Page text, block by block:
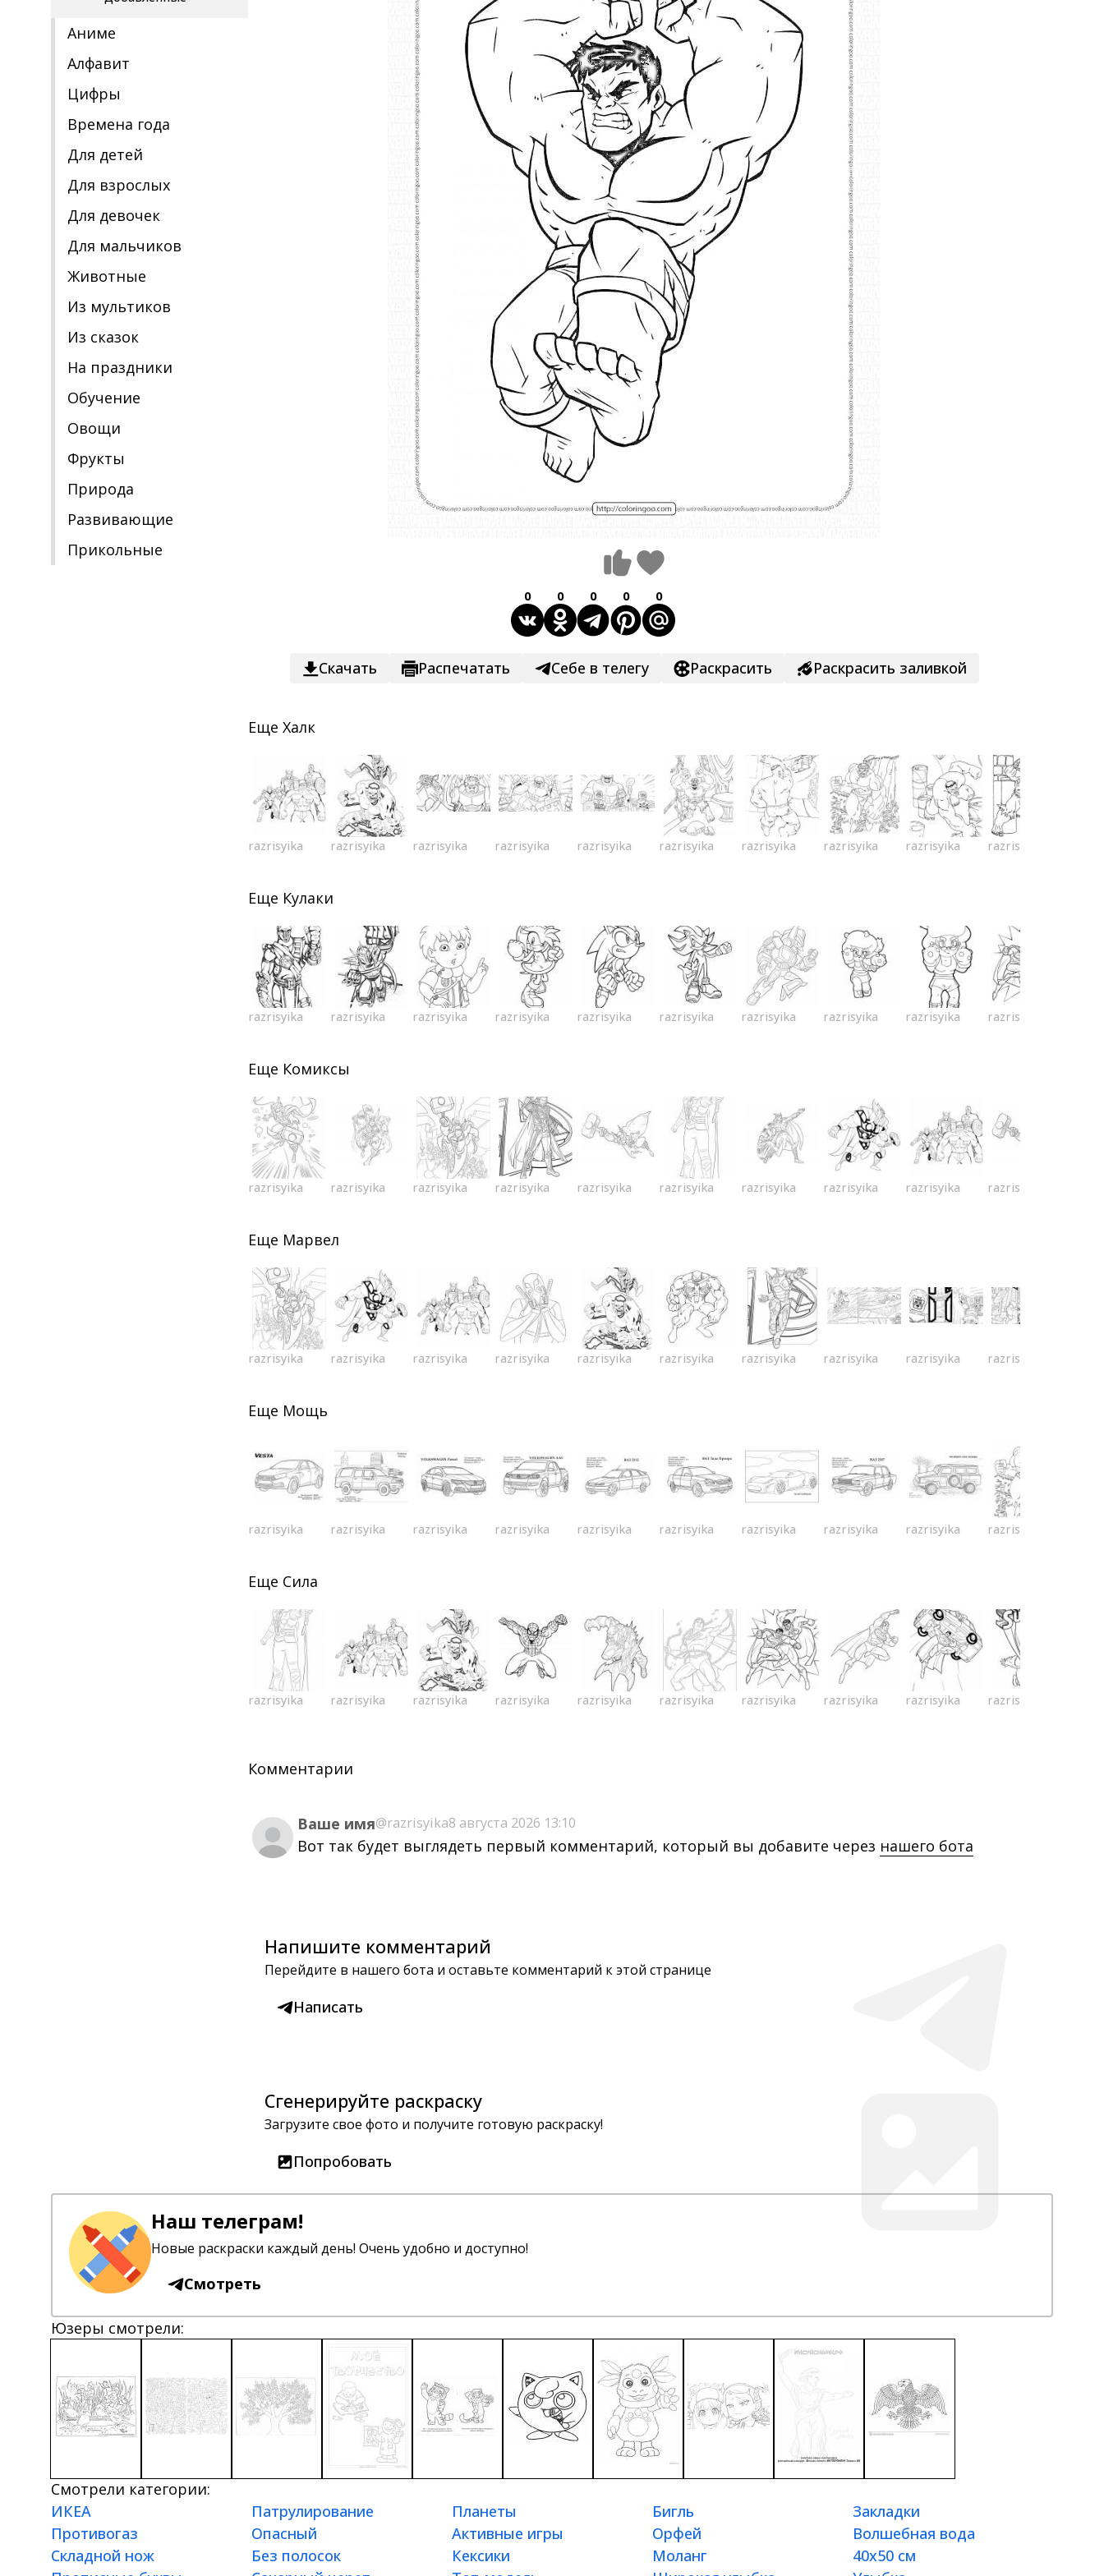
Аниме
Алфавит
Цифры
Времена года
Для детей
Для взрослых
Для девочек
Для мальчиков
Животные
Из мультиков
Из сказок
На праздники
Обучение
Овощи
Фрукты
Природа
Развивающие
Прикольные
0 0 0 0 0
Скачать Распечатать Себе в телегу Раскрасить Раскрасить заливкой
Еще Халк
razrisyika razrisyika razrisyika razrisyika razrisyika razrisyika razrisyika razrisyika razrisyika razrisyika
Еще Кулаки
razrisyika razrisyika razrisyika razrisyika razrisyika razrisyika razrisyika razrisyika razrisyika razrisyika
Еще Комиксы
razrisyika razrisyika razrisyika razrisyika razrisyika razrisyika razrisyika razrisyika razrisyika razrisyika
Еще Марвел
razrisyika razrisyika razrisyika razrisyika razrisyika razrisyika razrisyika razrisyika razrisyika razrisyika
Еще Мощь
razrisyika razrisyika razrisyika razrisyika razrisyika razrisyika razrisyika razrisyika razrisyika razrisyika
Еще Сила
razrisyika razrisyika razrisyika razrisyika razrisyika razrisyika razrisyika razrisyika razrisyika razrisyika
Комментарии
Ваше имя@razrisyika8 августа 2026 13:10
Вот так будет выглядеть первый комментарий, который вы добавите через нашего бота
Напишите комментарий
Перейдите в нашего бота и оставьте комментарий к этой странице
Написать
Сгенерируйте раскраску
Загрузите свое фото и получите готовую раскраску!
Попробовать
Наш телеграм!
Новые раскраски каждый день! Очень удобно и доступно!
Смотреть
Юзеры смотрели:
Смотрели категории:
ИКЕА
Патрулирование Планеты Бигль
Закладки
Противогаз
Опасный Активные игры Орфей
Волшебная вода
Складной нож
Без полосок Кексики Моланг
40x50 см